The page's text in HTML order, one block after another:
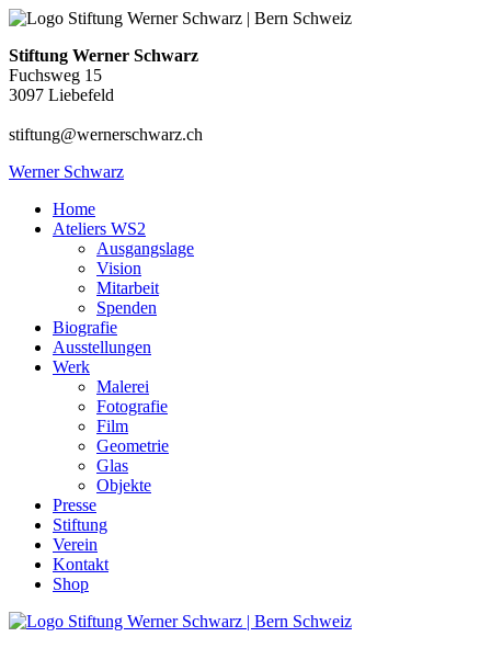
Stiftung Werner Schwarz
Fuchsweg 15
3097 Liebefeld
stiftung@wernerschwarz.ch
Werner Schwarz
Home
Ateliers WS2
Ausgangslage
Vision
Mitarbeit
Spenden
Biografie
Ausstellungen
Werk
Malerei
Fotografie
Film
Geometrie
Glas
Objekte
Presse
Stiftung
Verein
Kontakt
Shop